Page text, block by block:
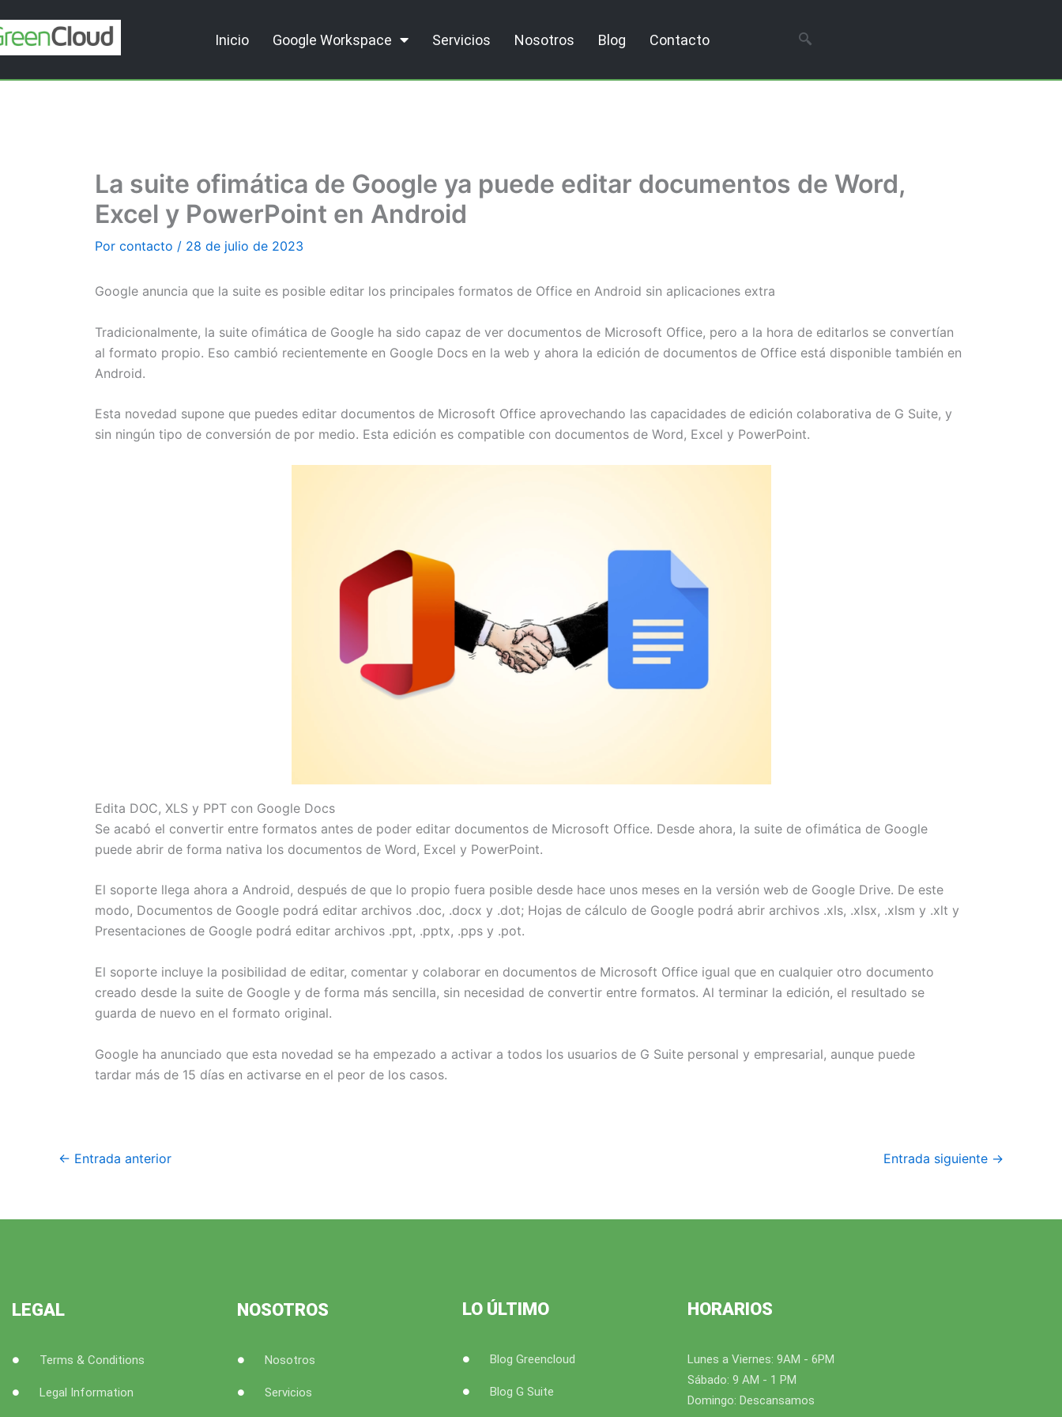
al
contenido
Inicio Google Workspace Servicios Nosotros Blog Contacto
La suite ofimática de Google ya puede editar documentos de Word,
Excel y PowerPoint en Android
Por contacto / 28 de julio de 2023
Google anuncia que la suite es posible editar los principales formatos de Office en Android sin aplicaciones extra
Tradicionalmente, la suite ofimática de Google ha sido capaz de ver documentos de Microsoft Office, pero a la hora de editarlos se convertían
al formato propio. Eso cambió recientemente en Google Docs en la web y ahora la edición de documentos de Office está disponible también en
Android.
Esta novedad supone que puedes editar documentos de Microsoft Office aprovechando las capacidades de edición colaborativa de G Suite, y
sin ningún tipo de conversión de por medio. Esta edición es compatible con documentos de Word, Excel y PowerPoint.
Edita DOC, XLS y PPT con Google Docs
Se acabó el convertir entre formatos antes de poder editar documentos de Microsoft Office. Desde ahora, la suite de ofimática de Google
puede abrir de forma nativa los documentos de Word, Excel y PowerPoint.
El soporte llega ahora a Android, después de que lo propio fuera posible desde hace unos meses en la versión web de Google Drive. De este
modo, Documentos de Google podrá editar archivos .doc, .docx y .dot; Hojas de cálculo de Google podrá abrir archivos .xls, .xlsx, .xlsm y .xlt y
Presentaciones de Google podrá editar archivos .ppt, .pptx, .pps y .pot.
El soporte incluye la posibilidad de editar, comentar y colaborar en documentos de Microsoft Office igual que en cualquier otro documento
creado desde la suite de Google y de forma más sencilla, sin necesidad de convertir entre formatos. Al terminar la edición, el resultado se
guarda de nuevo en el formato original.
Google ha anunciado que esta novedad se ha empezado a activar a todos los usuarios de G Suite personal y empresarial, aunque puede
tardar más de 15 días en activarse en el peor de los casos.
← Entrada anterior Entrada siguiente →
LEGAL
Terms & Conditions
Legal Information
NOSOTROS
Nosotros
Servicios
LO ÚLTIMO
Blog Greencloud
Blog G Suite
HORARIOS
Lunes a Viernes: 9AM - 6PM
Sábado: 9 AM - 1 PM
Domingo: Descansamos